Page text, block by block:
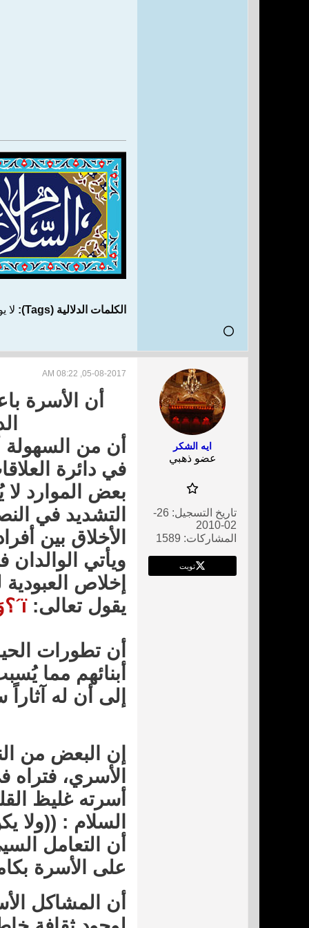
الكلمات الدلالية (Tags): لا
ايه الشكر
عضو ذهبي
تاريخ التسجيل:
26-
02-2010
المشاركات: 1589
تويت
05-08-2017, 08:22 AM
أن الأسرة
أن من السهولة
في دائرة
بعض الموارد لا
التشديد في
الأخلاق بين
ويأتي
إخلاص
يقول تعالى:ï´؟وَقَضَى رَبُّكَ أَلاَّ تَعْبُدُواْ إِلاَّ إِيَّاهُ وَبِالْوَالِدَيْنِ إِحْسَانًاï´¾
أن تطورات
أبنائهم مما
إلى أن له آثاراً
إن البعض من
الأسري،
أسرته غليظ
السلام : ((ولا
أن التعامل
على الأسرة
أن المشاكل